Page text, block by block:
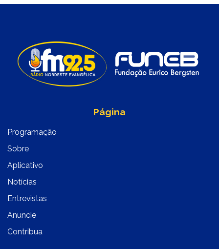
Página
Programação
Sobre
Aplicativo
Notícias
Entrevistas
Anuncie
Contribua